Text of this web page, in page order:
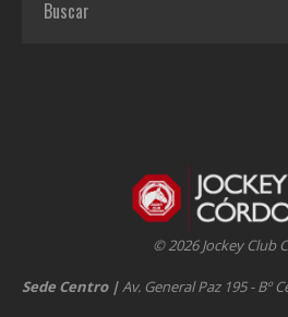
© 2026 Jockey Club
Sede Centro |Av. General Paz 195 - Bº